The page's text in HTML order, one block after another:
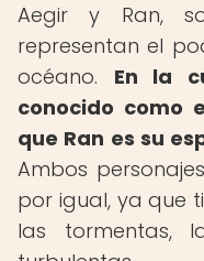
Aegir y Ran,
representan el
océano. En la
conocido como
que Ran es su
Ambos
por igual, ya que
las tormentas,